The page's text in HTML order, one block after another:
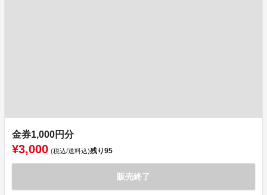
金券1,000円分
¥3,000 (税込/送料込)残り95
販売終了